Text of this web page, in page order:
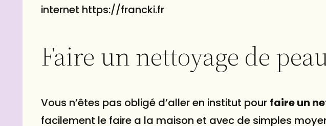
internet https://francki.fr
Faire un nettoyage de
Vous n’êtes pas obligé d’aller en institut pour faire un
facilement le faire a la maison et avec de simples